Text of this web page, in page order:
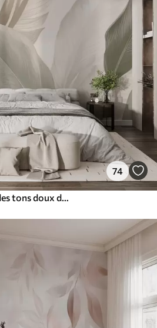
74
Feuilles tropicales dans des tons doux de beige et de vert, avec un effet d'aquarelle et des transitions de couleurs douces